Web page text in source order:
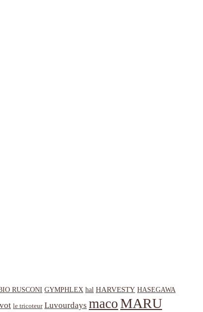
RUSCONI GYMPHLEX hal HARVESTY HASEGAWA
le tricoteur Luvourdays macoMARU